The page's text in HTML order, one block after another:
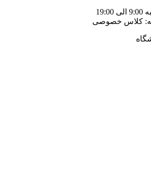
کلاس خصوصی